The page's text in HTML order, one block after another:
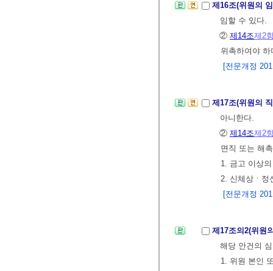
제16조(위원의
임할 수 있다.
② 제14조제2
위촉하여야
[전문개정
제17조(위원의
아니한다.
② 제14조제2
면직 또는 해
1. 금고 이상
2. 신체상ㆍ정
[전문개정
제17조의2(위원
해당 안건의
1. 위원 본인